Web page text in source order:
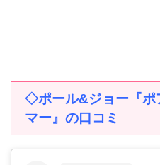
◇ポール&ジョー『
マー』の口コミ